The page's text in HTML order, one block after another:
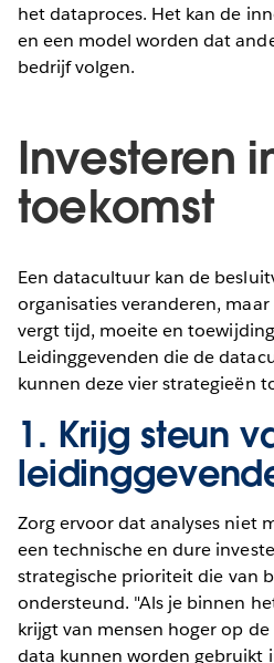
het dataproces. Het kan de
en een model worden dat
bedrijf volgen.
Investeren
toekomst
Een datacultuur kan de
organisaties veranderen,
vergt tijd, moeite en
Leidinggevenden die de
kunnen deze vier strategieën
1. Krijg steun
Zorg ervoor dat analyses niet
een technische en dure
strategische prioriteit die van
ondersteund. "Als je binnen
krijgt van mensen hoger op
data kunnen worden gebruikt